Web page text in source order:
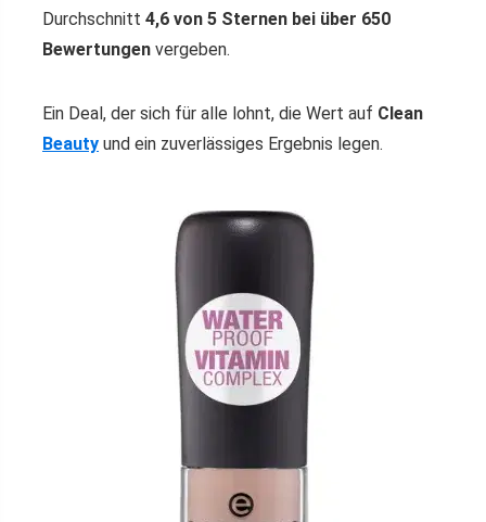
Durchschnitt 4,6 von 5 Sternen bei über 650
Bewertungen vergeben.
Ein Deal, der sich für alle lohnt, die Wert auf Clean
Beauty und ein zuverlässiges Ergebnis legen.